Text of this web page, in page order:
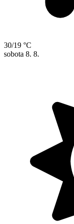
30/19 °C
sobota 8. 8.